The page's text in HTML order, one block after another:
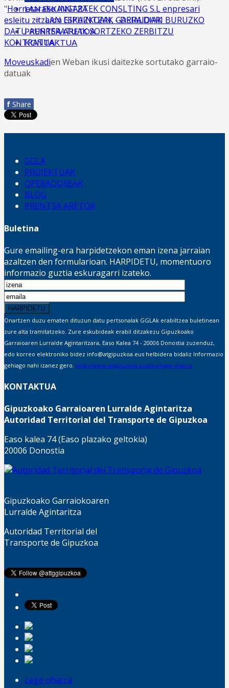
LAN ESKAINTZA
LAN ESKAINTZAK - DEIALDIAK
PRENTSA ARETOA
KONTAKTUA
"Horretarako INGARTEK CONSLTING S.L enpresari
esleitu zitzaion GIPUZKOAN, GARRAIOARI BURUZKO
DATU AURRERATUAK SORTZEKO ZERBITZU
KONTRATUA"
Moveuskadien Weban ikusi daitezke sortutako garraio-
datuak
f Share
GGLA
PROIEKTUAK
OPERADOREAK
BLOG
PRENTSA ARETOA
Buletina
Gure emailing-era harpidetzekon eman izena jarraian
azaltzen den formularioan. HARPIDETU, momentuoro
informazio guztia eskuragarri izateko.
Onartzen duzu ematen dituzun datu pertsonalak GGLAk erabiltzea buletinean
zure alta tramitatzeko. Zure eskubideak erabil ditzakezu Gipuzkoako
Garraioaren Lurralde Agintaritzara, Easo Kalea 74 - 20006 Donostia zuzenduz,
edo korreo elektroniko bidez info@atgipuzkoa.eus helbidera bidaliz Informazio
gehiago nahi izanez gero. http://www.atgipuzkoa.eus/eu/lege-oharra
KONTAKTUA
Gipuzkoako Garraioaren Lurralde Agintaritza
Autoridad Territorial del Transporte de Gipuzkoa
Easo kalea 74 (Easo plazako geltokia)
20006 Donostia
Gipuzkoako Garraiokoaren
Lurralde Agintaritza
Autoridad Territorial del
Transporte de Gipuzkoa
Lege oharra